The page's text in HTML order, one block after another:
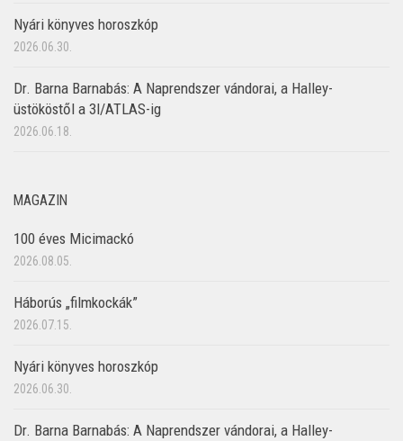
Nyári könyves horoszkóp
2026.06.30.
Dr. Barna Barnabás: A Naprendszer vándorai, a Halley-
üstököstől a 3I/ATLAS-ig
2026.06.18.
MAGAZIN
100 éves Micimackó
2026.08.05.
Háborús „filmkockák”
2026.07.15.
Nyári könyves horoszkóp
2026.06.30.
Dr. Barna Barnabás: A Naprendszer vándorai, a Halley-